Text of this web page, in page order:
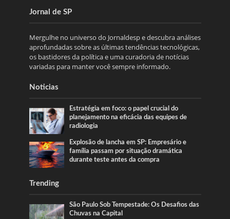
Jornal de SP
Mergulhe no universo do Jornaldesp e descubra análises
aprofundadas sobre as últimas tendências tecnológicas,
os bastidores da política e uma curadoria de notícias
variadas para manter você sempre informado.
Noticias
Estratégia em foco: o papel crucial do
planejamento na eficácia das equipes de
radiologia
Explosão de lancha em SP: Empresário e
família passam por situação dramática
durante teste antes da compra
Trending
São Paulo Sob Tempestade: Os Desafios das
Chuvas na Capital